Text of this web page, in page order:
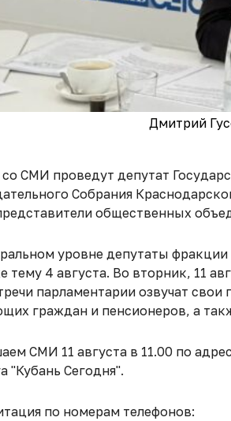
Дмитрий
со СМИ проведут депутат
Собрания
общественных
уровне депутаты
тему 4 августа. Во вторник, 11
парламентарии озвучат
граждан и пенсионеров, а
СМИ 11 августа в 11.00 по
"Кубань Сегодня".
по номерам телефонов: